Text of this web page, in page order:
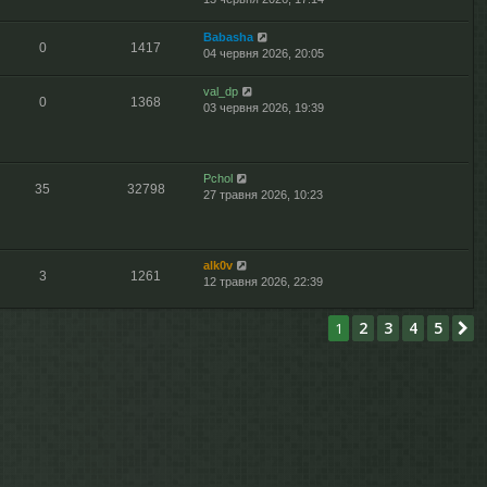
я
л
я
і
о
л
н
0 1417
Babasha
04 червня 2026, 20:05
0 1368
val_dp
03 червня 2026, 19:39
35 32798
Pchol
27 травня 2026, 10:23
3 1261
alk0v
12 травня 2026, 22:39
1 2 3 4 5